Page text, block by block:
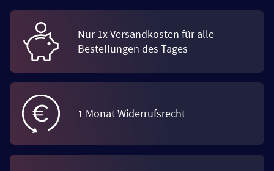
Nur 1x Versandkosten für alle
Bestellungen des Tages
1 Monat Widerrufsrecht